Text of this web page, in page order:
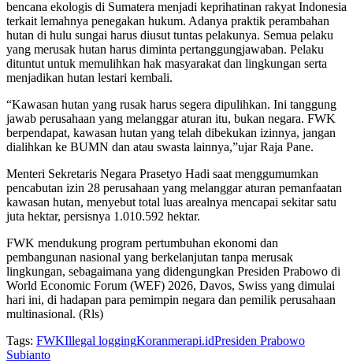
bencana ekologis di Sumatera menjadi keprihatinan rakyat Indonesia
terkait lemahnya penegakan hukum. Adanya praktik perambahan
hutan di hulu sungai harus diusut tuntas pelakunya. Semua pelaku
yang merusak hutan harus diminta pertanggungjawaban. Pelaku
dituntut untuk memulihkan hak masyarakat dan lingkungan serta
menjadikan hutan lestari kembali.
“Kawasan hutan yang rusak harus segera dipulihkan. Ini tanggung
jawab perusahaan yang melanggar aturan itu, bukan negara. FWK
berpendapat, kawasan hutan yang telah dibekukan izinnya, jangan
dialihkan ke BUMN dan atau swasta lainnya,”ujar Raja Pane.
Menteri Sekretaris Negara Prasetyo Hadi saat menggumumkan
pencabutan izin 28 perusahaan yang melanggar aturan pemanfaatan
kawasan hutan, menyebut total luas arealnya mencapai sekitar satu
juta hektar, persisnya 1.010.592 hektar.
FWK mendukung program pertumbuhan ekonomi dan
pembangunan nasional yang berkelanjutan tanpa merusak
lingkungan, sebagaimana yang didengungkan Presiden Prabowo di
World Economic Forum (WEF) 2026, Davos, Swiss yang dimulai
hari ini, di hadapan para pemimpin negara dan pemilik perusahaan
multinasional. (Rls)
Tags: FWKIllegal loggingKoranmerapi.idPresiden Prabowo
Subianto